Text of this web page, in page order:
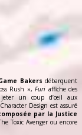
Bakers débarquent
Rush »,Furi affiche des
un coup d’œil aux
Design est assuré
par la Justice
Toxic Avenger ou encore